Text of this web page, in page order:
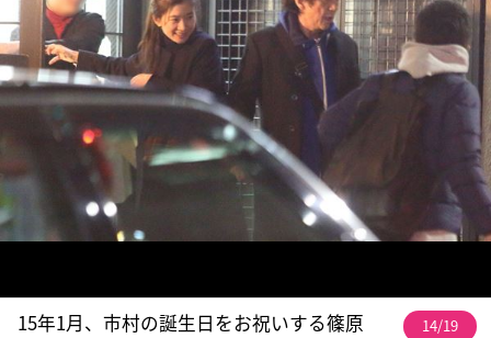
15年1月、市村の誕生日をお祝いする篠原 14/19